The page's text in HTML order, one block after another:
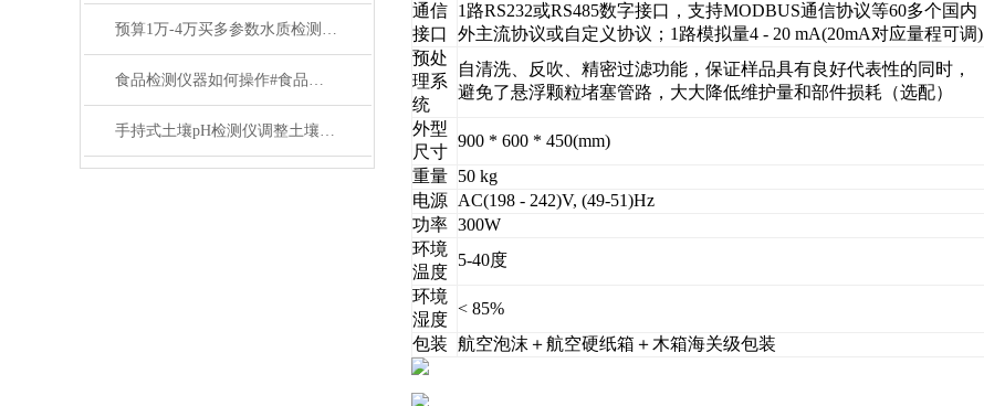
预算1万-4万买多参数水质检测仪 2026年选购指南
食品检测仪器如何操作#食品检测仪#食品检测仪价格#莱恩德
手持式土壤pH检测仪调整土壤pH值
通信
接口
1路RS232或RS485数字接口，支持MODBUS通信协议等60多个国内
外主流协议或自定义协议；1路模拟量4 - 20 mA(20mA对应量程可调)
预处
理系
统
自清洗、反吹、精密过滤功能，保证样品具有良好代表性的同时，
避免了悬浮颗粒堵塞管路，大大降低维护量和部件损耗（选配）
外型
尺寸
900 * 600 * 450(mm)
重量 50 kg
电源 AC(198 - 242)V, (49-51)Hz
功率 300W
环境
温度
5-40度
环境
湿度
< 85%
包装 航空泡沫＋航空硬纸箱＋木箱海关级包装